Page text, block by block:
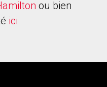
ou bien
ici